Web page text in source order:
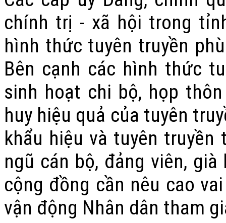
chính trị - xã hội trong
hình thức tuyên truyền
Bên cạnh các hình thức
sinh hoạt chi bộ, họp
huy hiệu quả của tuyên
khẩu hiệu và tuyên
ngũ cán bộ, đảng viên,
cộng đồng cần nêu cao
vận động Nhân dân tham